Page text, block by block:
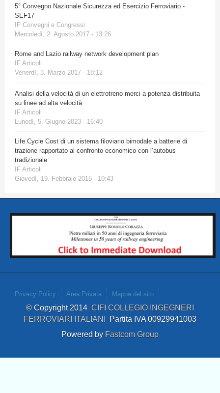
5° Convegno Nazionale Sicurezza ed Esercizio Ferroviario -
SEF17
IF Convegni e Congressi
Mercoledì, 2. Agosto 2017 - 13:26
Rome and Lazio railway network development plan
IF Articoli
Venerdì, 3. Marzo 2017 - 18:12
Analisi della velocità di un elettrotreno merci a potenza distribuita
su linee ad alta velocità
IF Articoli
Lunedì, 5. Giugno 2023 - 16:40
Life Cycle Cost di un sistema filoviario bimodale a batterie di
trazione rapportato al confronto economico con l’autobus
tradizionale
IF Articoli
Giovedì, 19. Febbraio 2015 - 10:43
Privacy Policy Area Privata Mappa del sito
© Copyright 2014 CIFI COLLEGIO INGEGNERI
FERROVIARI ITALIANI Partita IVA 00929941003
Powered by Fastcom Group